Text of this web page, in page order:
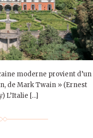
moderne provient d’un
de Mark Twain » (Ernest
L’Italie […]